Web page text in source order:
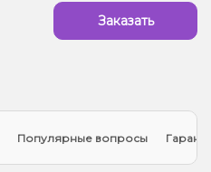
Заказать
Популярные вопросы